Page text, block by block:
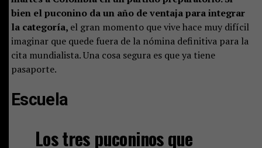
bien el puconino da un año de ventaja para integrar
la categoría, el gran momento que vive hace muy difícil
imaginar que quede fuera de la nómina definitiva para la
cita mundialista. Una cosa segura es que ya tiene
pasaporte.
Escuela
Los tres puconinos que